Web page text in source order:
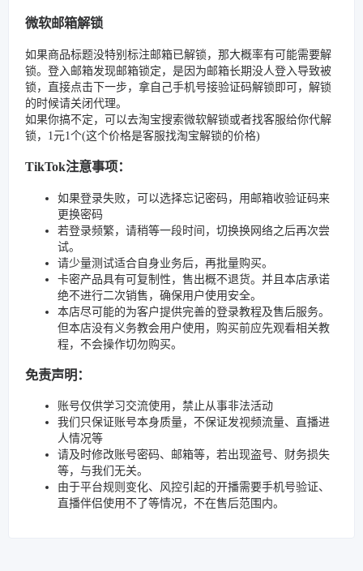
微软邮箱解锁
如果商品标题没特别标注邮箱已解锁，那大概率有可能需要解
锁。登入邮箱发现邮箱锁定，是因为邮箱长期没人登入导致被
锁，直接点击下一步，拿自己手机号接验证码解锁即可，解锁
的时候请关闭代理。
如果你搞不定，可以去淘宝搜索微软解锁或者找客服给你代解
锁，1元1个(这个价格是客服找淘宝解锁的价格)
TikTok注意事项：
如果登录失败，可以选择忘记密码，用邮箱收验证码来
更换密码
若登录频繁，请稍等一段时间，切换换网络之后再次尝
试。
请少量测试适合自身业务后，再批量购买。
卡密产品具有可复制性，售出概不退货。并且本店承诺
绝不进行二次销售，确保用户使用安全。
本店尽可能的为客户提供完善的登录教程及售后服务。
但本店没有义务教会用户使用，购买前应先观看相关教
程，不会操作切勿购买。
免责声明：
账号仅供学习交流使用，禁止从事非法活动
我们只保证账号本身质量，不保证发视频流量、直播进
人情况等
请及时修改账号密码、邮箱等，若出现盗号、财务损失
等，与我们无关。
由于平台规则变化、风控引起的开播需要手机号验证、
直播伴侣使用不了等情况，不在售后范围内。